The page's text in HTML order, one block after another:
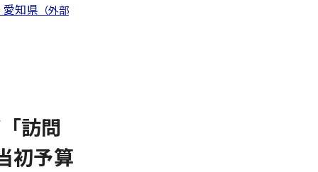
知県 （外部
訪問
初予算